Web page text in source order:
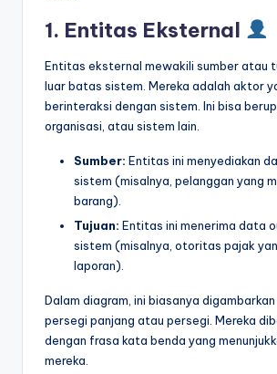
1. Entitas Eksternal
Entitas eksternal mewakili sumber atau
luar batas sistem. Mereka adalah aktor
berinteraksi dengan sistem. Ini bisa
organisasi, atau sistem lain.
Sumber: Entitas ini menyediakan
sistem (misalnya, pelanggan yang
barang).
Tujuan: Entitas ini menerima data
sistem (misalnya, otoritas pajak
laporan).
Dalam diagram, ini biasanya
persegi panjang atau persegi. Mereka
dengan frasa kata benda yang
mereka.